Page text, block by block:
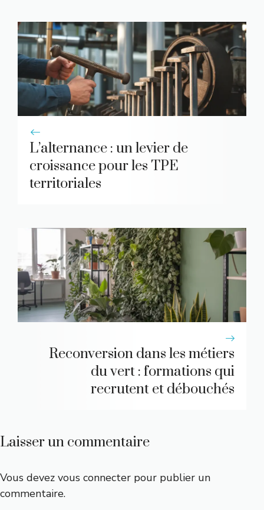
L’alternance : un levier de
croissance pour les TPE
territoriales
Reconversion dans les métiers
du vert : formations qui
recrutent et débouchés
Laisser un commentaire
Vous devez vous connecter pour publier un
commentaire.